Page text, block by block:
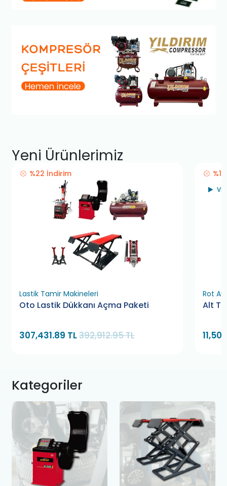
Yeni Ürünlerimiz
%22 İndirim
Lastik Tamir Makineleri
Oto Lastik Dükkanı Açma Paketi
307,431.89 TL392,912.95 TL
Rot
Alt
Kategoriler